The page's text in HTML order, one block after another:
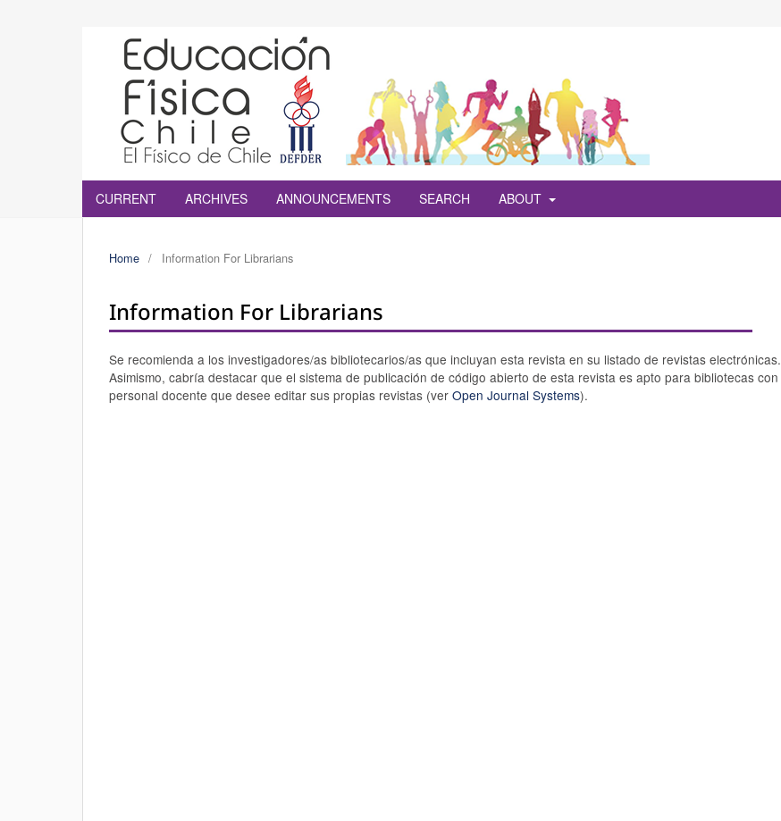
CURRENT ARCHIVES ANNOUNCEMENTS SEARCH ABOUT
Home / Information For Librarians
Information For Librarians
Se recomienda a los investigadores/as bibliotecarios/as que incluyan esta revista en su listado de revistas electrónicas.
Asimismo, cabría destacar que el sistema de publicación de código abierto de esta revista es apto para bibliotecas con
personal docente que desee editar sus propias revistas (ver Open Journal Systems).